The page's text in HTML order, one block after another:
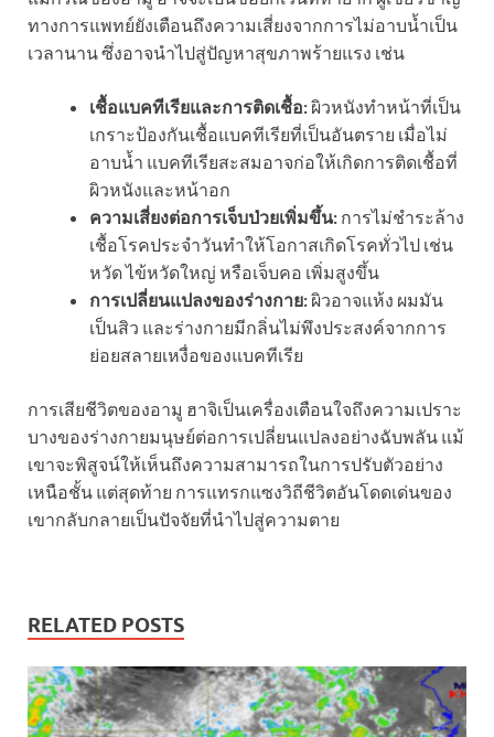
ทางการแพทย์ยังเตือนถึงความเสี่ยงจากการไม่อาบน้ำเป็น
เวลานาน ซึ่งอาจนำไปสู่ปัญหาสุขภาพร้ายแรง เช่น
เชื้อแบคทีเรียและการติดเชื้อ:ผิวหนังทำหน้าที่เป็น
เกราะป้องกันเชื้อแบคทีเรียที่เป็นอันตราย เมื่อไม่
อาบน้ำ แบคทีเรียสะสมอาจก่อให้เกิดการติดเชื้อที่
ผิวหนังและหน้าอก
ความเสี่ยงต่อการเจ็บป่วยเพิ่มขึ้น: การไม่ชำระล้าง
เชื้อโรคประจำวันทำให้โอกาสเกิดโรคทั่วไป เช่น
หวัด ไข้หวัดใหญ่ หรือเจ็บคอ เพิ่มสูงขึ้น
การเปลี่ยนแปลงของร่างกาย:ผิวอาจแห้ง ผมมัน
เป็นสิว และร่างกายมีกลิ่นไม่พึงประสงค์จากการ
ย่อยสลายเหงื่อของแบคทีเรีย
การเสียชีวิตของอามู ฮาจิเป็นเครื่องเตือนใจถึงความเปราะ
บางของร่างกายมนุษย์ต่อการเปลี่ยนแปลงอย่างฉับพลัน แม้
เขาจะพิสูจน์ให้เห็นถึงความสามารถในการปรับตัวอย่าง
เหนือชั้น แต่สุดท้าย การแทรกแซงวิถีชีวิตอันโดดเด่นของ
เขากลับกลายเป็นปัจจัยที่นำไปสู่ความตาย
RELATED POSTS